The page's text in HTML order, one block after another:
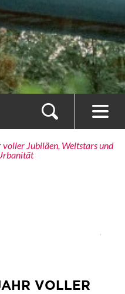
voller Jubiläen, Weltstars und
VOLLER